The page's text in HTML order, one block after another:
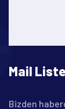
Mail
Bizden